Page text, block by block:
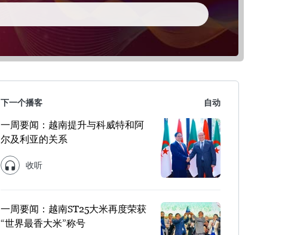
下一个播客 自动
一周要闻：越南提升与科威特和阿
尔及利亚的关系
收听
一周要闻：越南ST25大米再度荣获
“世界最香大米”称号